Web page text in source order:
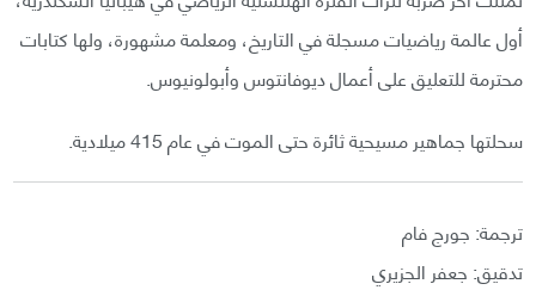
أول عالمة رياضيات مسجلة في التاريخ، ومعلمة مشهورة، ولها كتابات
محترمة للتعليق على أعمال ديوفانتوس وأبولونيوس.
سحلتها جماهير مسيحية ثائرة حتى الموت في عام 415 ميلادية.
ترجمة: جورج فام
تدقيق: جعفر الجزيري